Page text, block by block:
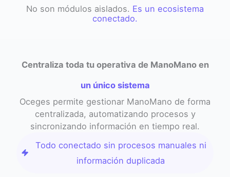
No son módulos aislados. Es un ecosistema
conectado.
Centraliza toda tu operativa de ManoMano en
un único sistema
Oceges permite gestionar ManoMano de forma
centralizada, automatizando procesos y
sincronizando información en tiempo real.
Todo conectado sin procesos manuales ni
información duplicada